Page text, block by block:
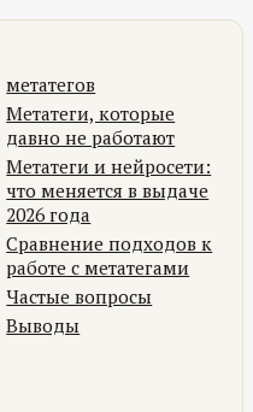
метатегов
Метатеги, которые
давно не работают
Метатеги и нейросети:
что меняется в выдаче
2026 года
Сравнение подходов к
работе с метатегами
Частые вопросы
Выводы